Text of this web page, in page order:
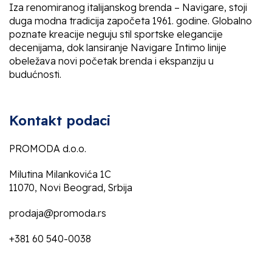
Iza renomiranog italijanskog brenda – Navigare, stoji
duga modna tradicija započeta 1961. godine. Globalno
poznate kreacije neguju stil sportske elegancije
decenijama, dok lansiranje Navigare Intimo linije
obeležava novi početak brenda i ekspanziju u
budućnosti.
Kontakt podaci
PROMODA d.o.o.
Milutina Milankovića 1C
11070, Novi Beograd, Srbija
prodaja@promoda.rs
+381 60 540-0038